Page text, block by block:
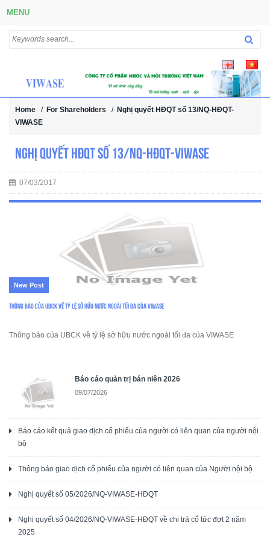
MENU
Home / For Shareholders / Nghị quyết HĐQT số 13/NQ-HĐQT-
VIWASE
Nghị quyết HĐQT số 13/NQ-HĐQT-VIWASE
07/03/2017
New Post
Thông báo của UBCK về tỷ lệ sở hữu nước ngoài tối đa của VIWASE
Thông báo của UBCK về tỷ lệ sở hữu nước ngoài tối đa của VIWASE
Báo cáo quản trị bán niên 2026
09/07/2026
Báo cáo kết quả giao dịch cổ phiếu của người có liên quan của người nội
bộ
Thông báo giao dịch cổ phiếu của người có liên quan của Người nội bộ
Nghị quyết số 05/2026/NQ-VIWASE-HĐQT
Nghị quyết số 04/2026/NQ-VIWASE-HĐQT về chi trả cổ tức đợt 2 năm
2025